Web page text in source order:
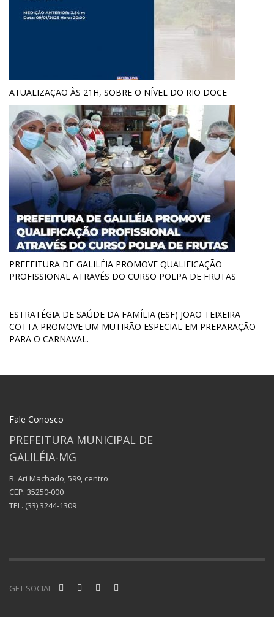
ATUALIZAÇÃO ÀS 21H, SOBRE O NÍVEL DO RIO DOCE
PREFEITURA DE GALILÉIA PROMOVE QUALIFICAÇÃO
PROFISSIONAL ATRAVÉS DO CURSO POLPA DE FRUTAS
ESTRATÉGIA DE SAÚDE DA FAMÍLIA (ESF) JOÃO TEIXEIRA
COTTA PROMOVE UM MUTIRÃO ESPECIAL EM PREPARAÇÃO
PARA O CARNAVAL.
Fale Conosco
PREFEITURA MUNICIPAL DE
GALILÉIA-MG
R. Ari Machado, 599, centro
CEP: 35250-000
TEL. (33) 3244-1309
GET SOCIAL